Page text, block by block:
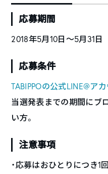
応募期間
2018年5月10日〜5月31日
応募条件
TABIPPOの公式LINE@ア
当選発表までの期間にブ
い方。
注意事項
・応募はおひとりにつき1